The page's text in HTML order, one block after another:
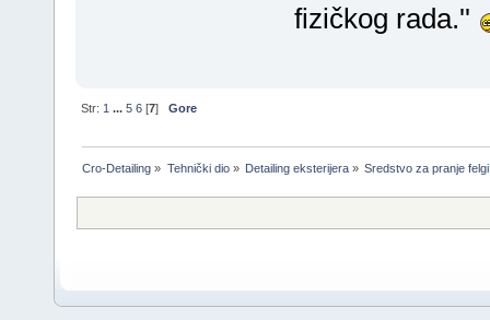
fizičkog rada.''
Str:1 ...5 6 [7]Gore
Cro-Detailing » Tehnički dio» Detailing eksterijera» Sredstvo za pranje